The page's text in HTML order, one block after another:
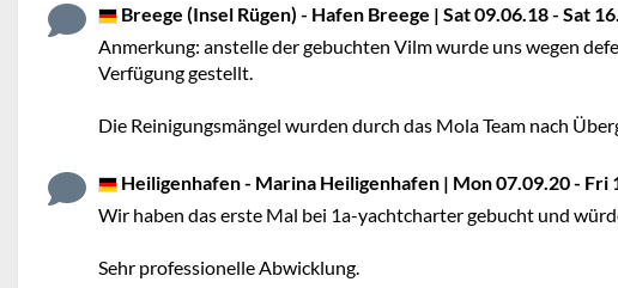
Breege (Insel Rügen) - Hafen Breege | Sat 09.06.18 - Sat
Anmerkung: anstelle der gebuchten Vilm wurde uns wegen
Verfügung gestellt.
Die Reinigungsmängel wurden durch das Mola Team nach
Heiligenhafen - Marina Heiligenhafen | Mon 07.09.20 - Fri
Wir haben das erste Mal bei 1a-yachtcharter gebucht und
Sehr professionelle Abwicklung.